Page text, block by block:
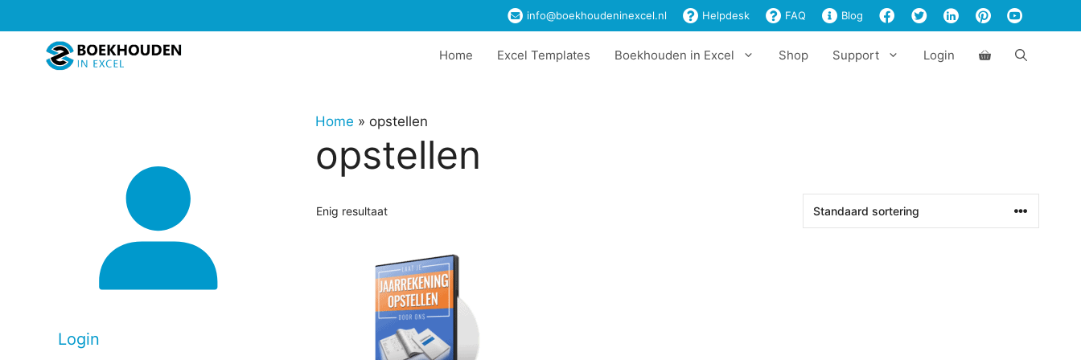
naar
info@boekhoudeninexcel.nl Helpdesk FAQ Blog
Home Excel Templates Boekhouden in Excel Shop Support Login
Home » opstellen
opstellen
Enig resultaat
Login